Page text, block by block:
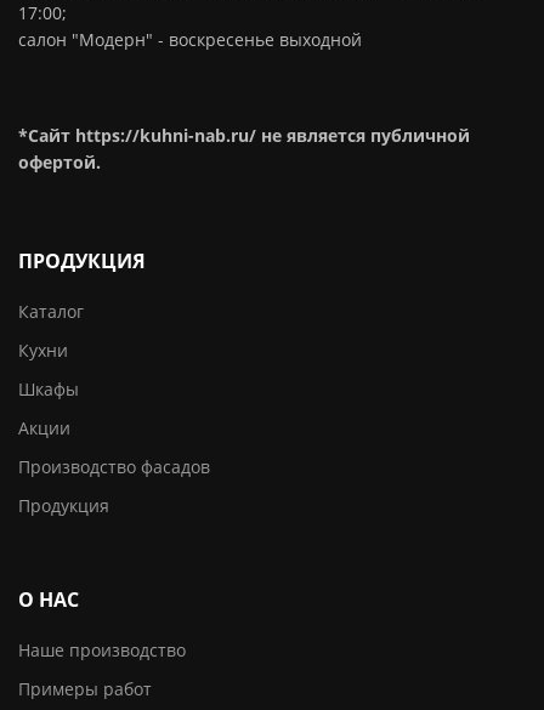
17:00;
салон "Модерн" - воскресенье выходной
*Сайт https://kuhni-nab.ru/ не является публичной
офертой.
ПРОДУКЦИЯ
Каталог
Кухни
Шкафы
Акции
Производство фасадов
Продукция
О НАС
Наше производство
Примеры работ